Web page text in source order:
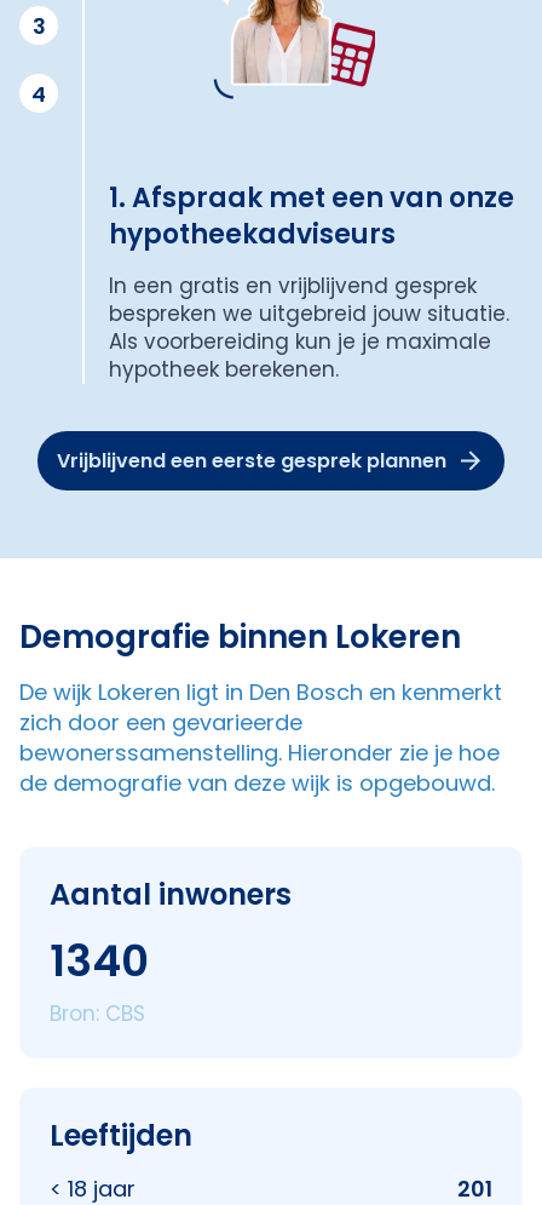
3
4
1. Afspraak met een van onze
hypotheekadviseurs
In een gratis en vrijblijvend gesprek
bespreken we uitgebreid jouw situatie.
Als voorbereiding kun je je maximale
hypotheek berekenen.
Vrijblijvend een eerste gesprek plannen
Demografie binnen Lokeren
De wijk Lokeren ligt in Den Bosch en kenmerkt
zich door een gevarieerde
bewonerssamenstelling. Hieronder zie je hoe
de demografie van deze wijk is opgebouwd.
Aantal inwoners
1340
Bron: CBS
Leeftijden
< 18 jaar
201